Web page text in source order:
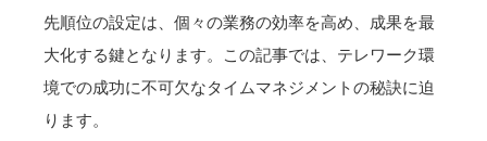
先順位の設定は、個々の業務の効率を高め、成果を最
大化する鍵となります。この記事では、テレワーク環
境での成功に不可欠なタイムマネジメントの秘訣に迫
ります。